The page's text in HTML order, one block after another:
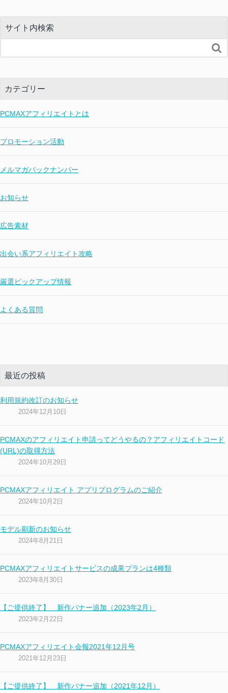
サイト内検索

カテゴリー
PCMAXアフィリエイトとは
プロモーション活動
メルマガバックナンバー
お知らせ
広告素材
出会い系アフィリエイト攻略
厳選ピックアップ情報
よくある質問
最近の投稿
利用規約改訂のお知らせ
2024年12月10日
PCMAXのアフィリエイト申請ってどうやるの？アフィリエイトコード
(URL)の取得方法
2024年10月29日
PCMAXアフィリエイト アプリプログラムのご紹介
2024年10月2日
モデル刷新のお知らせ
2024年8月21日
PCMAXアフィリエイトサービスの成果プランは4種類
2023年8月30日
【ご提供終了】 新作バナー追加（2023年2月）
2023年2月22日
PCMAXアフィリエイト会報2021年12月号
2021年12月23日
【ご提供終了】 新作バナー追加（2021年12月）